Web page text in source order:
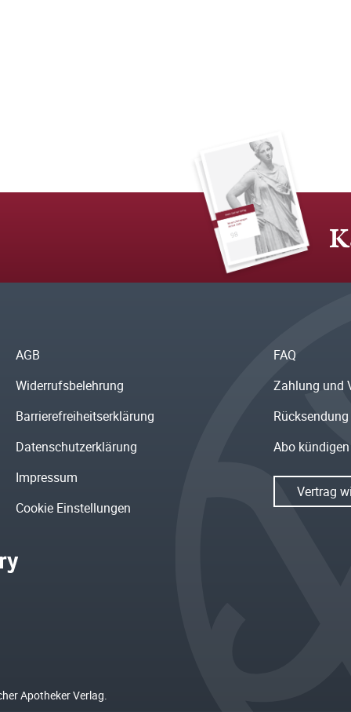
AGB
Widerrufsbelehrung
Barrierefreiheitserklärung
Datenschutzerklärung
Impressum
Cookie Einstellungen
FAQ
Zahlung und
Rücksendung
Abo kündigen
Vertrag
Apotheker Verlag.